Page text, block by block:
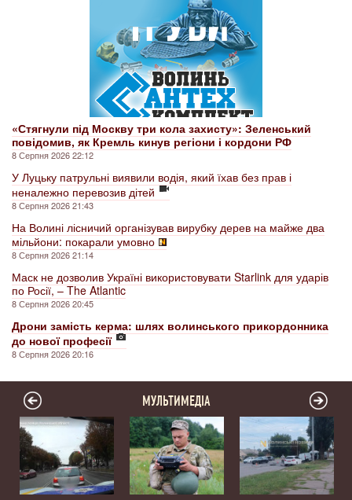
«Стягнули під Москву три кола захисту»: Зеленський
повідомив, як Кремль кинув регіони і кордони РФ
8 Серпня 2026 22:12
У Луцьку патрульні виявили водія, який їхав без прав і
неналежно перевозив дітей
8 Серпня 2026 21:43
На Волині лісничий організував вирубку дерев на майже два
мільйони: покарали умовно
8 Серпня 2026 21:14
Маск не дозволив Україні використовувати Starlink для ударів
по Росії, – The Atlantic
8 Серпня 2026 20:45
Дрони замість керма: шлях волинського прикордонника
до нової професії
8 Серпня 2026 20:16
МУЛЬТИМЕДІА